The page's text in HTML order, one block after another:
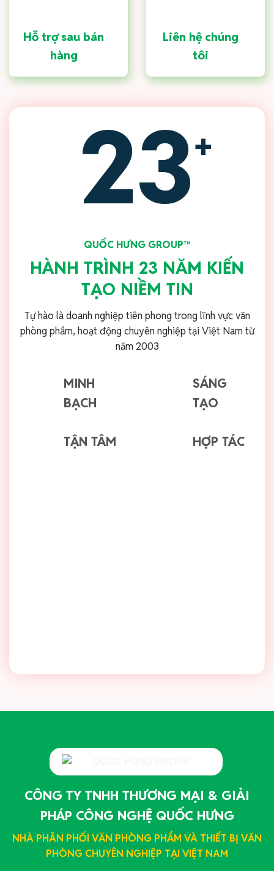
Hỗ trợ sau bán
hàng
Liên hệ chúng
tôi
23+
QUỐC HƯNG GROUP™
HÀNH TRÌNH 23 NĂM KIẾN
TẠO NIỀM TIN
Tự hào là doanh nghiệp tiên phong trong lĩnh vực văn
phòng phẩm, hoạt động chuyên nghiệp tại Việt Nam từ
năm 2003
MINH
BẠCH
SÁNG
TẠO
TẬN TÂM HỢP TÁC
CÔNG TY TNHH THƯƠNG MẠI & GIẢI
PHÁP CÔNG NGHỆ QUỐC HƯNG
NHÀ PHÂN PHỐI VĂN PHÒNG PHẨM VÀ THIẾT BỊ VĂN
PHÒNG CHUYÊN NGHIỆP TẠI VIỆT NAM